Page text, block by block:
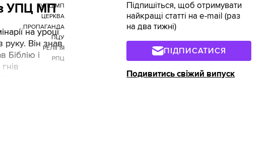
з УПЦ МП
на уроці
руку. Він знав
Біблію і
УПЦ МП
ЦЕРКВА
ПРОПАГАНДА
ПЦУ
РЕЛІГІЯ
РПЦ
Підпишіться, щоб отримувати
найкращі статті на e-mail (раз
на два тижні)
ПІДПИСАТИСЯ
Подивитись свіжий випуск